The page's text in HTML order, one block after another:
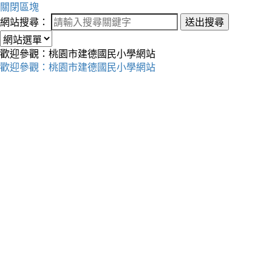
關閉區塊
網站搜尋：
送出搜尋
歡迎參觀：桃園市建德國民小學網站
歡迎參觀：桃園市建德國民小學網站